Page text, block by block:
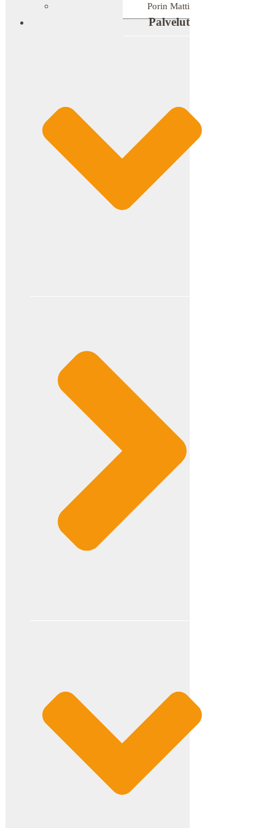
Porin Matti
Palvelut